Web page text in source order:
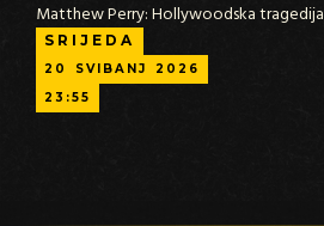
Matthew Perry: Hollywoodska tragedija
SRIJEDA
20 SVIBANJ
2026
23:55